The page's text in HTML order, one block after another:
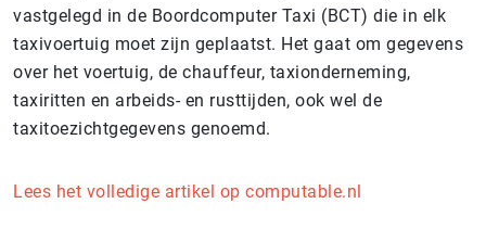
vastgelegd in de Boordcomputer Taxi (BCT) die in elk
taxivoertuig moet zijn geplaatst. Het gaat om gegevens
over het voertuig, de chauffeur, taxionderneming,
taxiritten en arbeids- en rusttijden, ook wel de
taxitoezichtgegevens genoemd.
Lees het volledige artikel op computable.nl